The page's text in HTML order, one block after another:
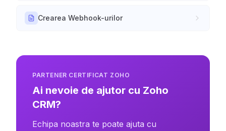
Crearea Webhook-urilor
PARTENER CERTIFICAT ZOHO
Ai nevoie de ajutor cu Zoho
CRM?
Echipa noastra te poate ajuta cu